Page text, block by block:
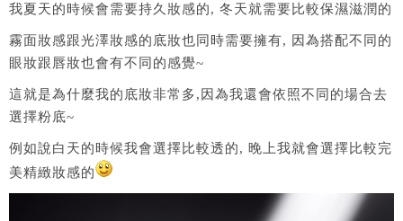
我夏天的時候會需要持久妝感的, 冬天就需要比較保濕滋潤的
霧面妝感跟光澤妝感的底妝也同時需要擁有, 因為搭配不同的
眼妝跟唇妝也會有不同的感覺~
這就是為什麼我的底妝非常多,因為我還會依照不同的場合去
選擇粉底~
例如說白天的時候我會選擇比較透的, 晚上我就會選擇比較完
美精緻妝感的